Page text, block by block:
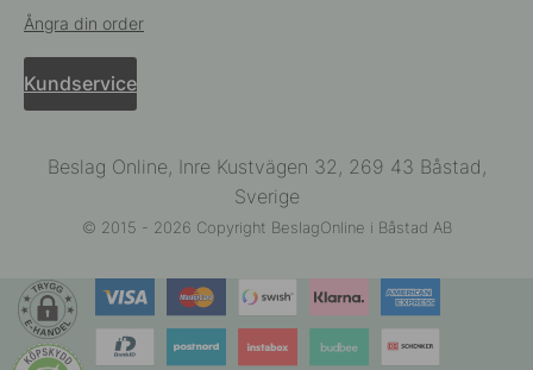
Ångra din order
Kundservice
Beslag Online, Inre Kustvägen 32, 269 43 Båstad,
Sverige
© 2015 - 2026 Copyright BeslagOnline i Båstad AB